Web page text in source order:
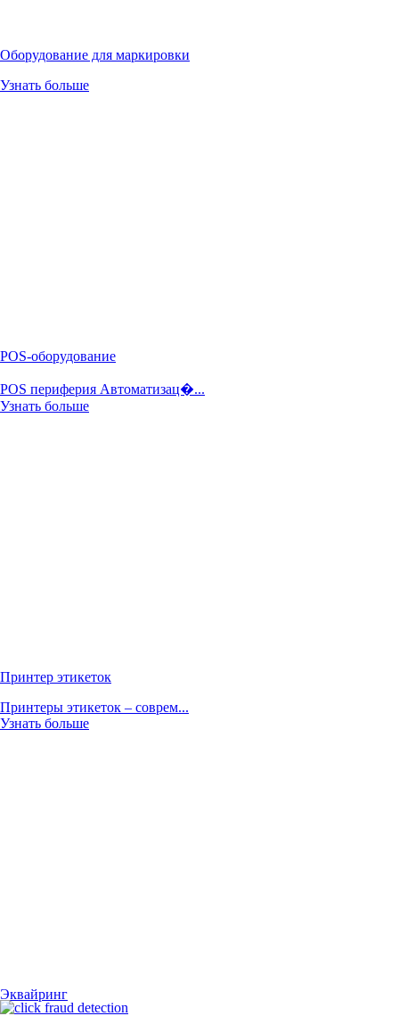
Оборудование для маркировки
Узнать больше
POS-оборудование
POS периферия Автоматизац�...
Узнать больше
Принтер этикеток
Принтеры этикеток – соврем...
Узнать больше
Эквайринг